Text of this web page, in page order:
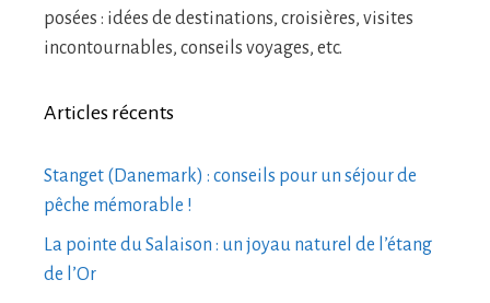
posées : idées de destinations, croisières, visites
incontournables, conseils voyages, etc.
Articles récents
Stanget (Danemark) : conseils pour un séjour de
pêche mémorable !
La pointe du Salaison : un joyau naturel de l’étang
de l’Or